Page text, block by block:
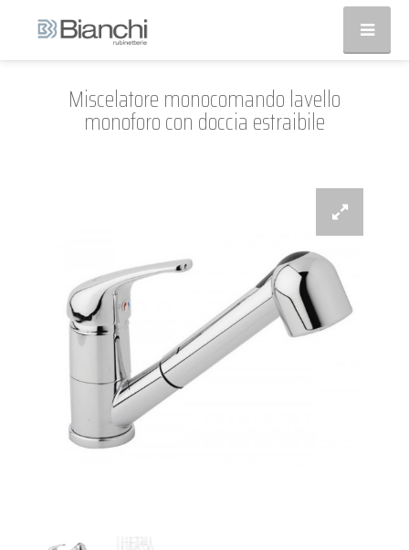
Miscelatore monocomando lavello
monoforo con doccia estraibile